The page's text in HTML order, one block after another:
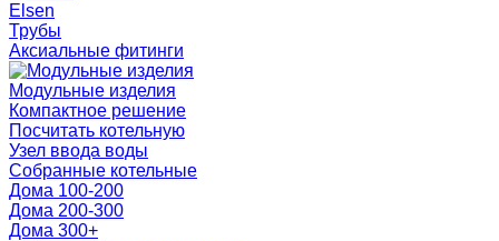
Elsen
Трубы
Аксиальные фитинги
Модульные изделия
Компактное решение
Посчитать котельную
Узел ввода воды
Собранные котельные
Дома 100-200
Дома 200-300
Дома 300+